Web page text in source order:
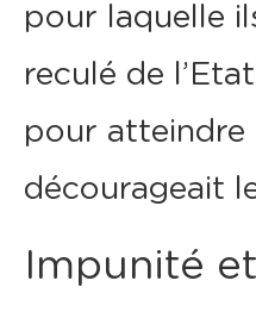
pour laquelle
reculé de
pour atteindre
décourageait
Impunité